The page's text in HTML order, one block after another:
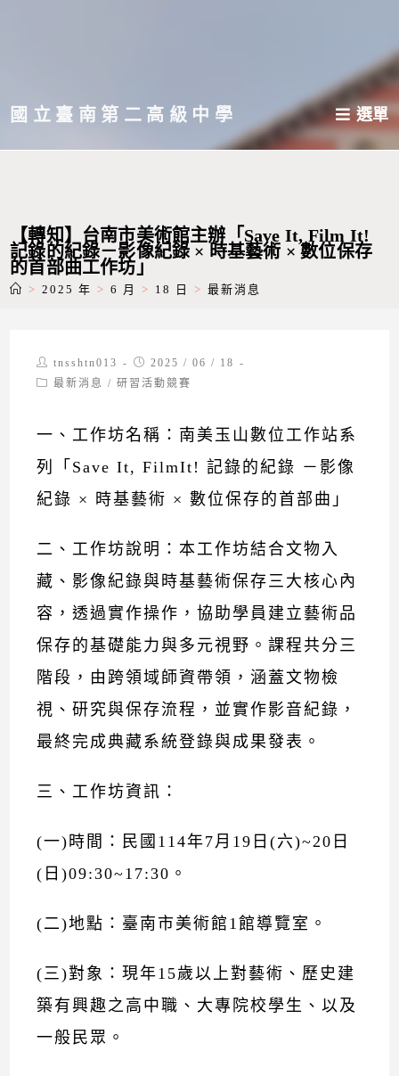
主國立臺南第二高級中學 選單
【轉知】台南市美術館主辦「Save It, Film It!
記錄的紀錄－影像紀錄 × 時基藝術 × 數位保存
的首部曲工作坊」
> 2025 年 > 6 月 > 18 日 > 最新消息
Post
author:
tnsshtn013
Post
published:
2025 / 06 / 18
Post最新消息 / 研習活動競賽
一、工作坊名稱：南美玉山數位工作站系
列「Save It, FilmIt! 記錄的紀錄 －影像
紀錄 × 時基藝術 × 數位保存的首部曲」
二、工作坊說明：本工作坊結合文物入
藏、影像紀錄與時基藝術保存三大核心內
容，透過實作操作，協助學員建立藝術品
保存的基礎能力與多元視野。課程共分三
階段，由跨領域師資帶領，涵蓋文物檢
視、研究與保存流程，並實作影音紀錄，
最終完成典藏系統登錄與成果發表。
三、工作坊資訊：
(一)時間：民國114年7月19日(六)~20日
(日)09:30~17:30。
(二)地點：臺南市美術館1館導覽室。
(三)對象：現年15歲以上對藝術、歷史建
築有興趣之高中職、大專院校學生、以及
一般民眾。